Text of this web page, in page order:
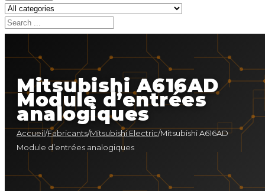
Mitsubishi A616AD
Module d’entrées
analogiques
Accueil/Fabricants/Mitsubishi Electric/Mitsubishi A616AD
Module d’entrées analogiques